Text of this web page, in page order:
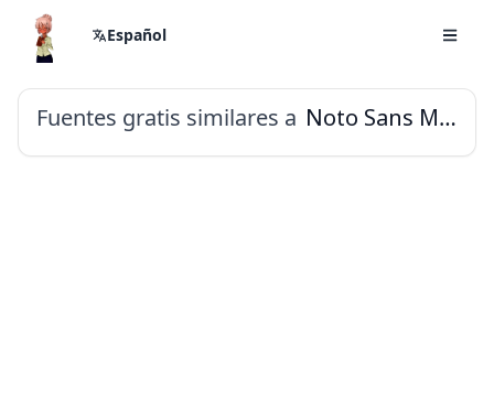
Español
Fuentes gratis similares a Noto Sans Mayan Numerals